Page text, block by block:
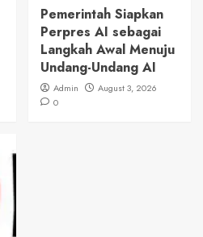
Pemerintah Siapkan
Perpres AI sebagai
Langkah Awal Menuju
Undang-Undang AI
Admin
August 3, 2026
0